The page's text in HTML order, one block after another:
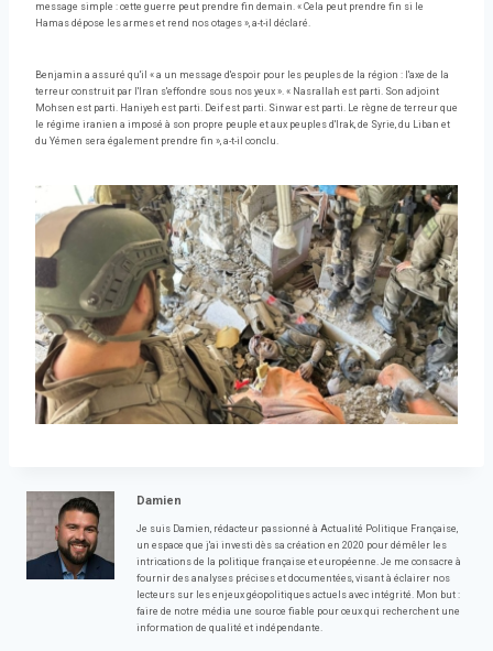
message simple : cette guerre peut prendre fin demain. « Cela peut prendre fin si le
Hamas dépose les armes et rend nos otages », a-t-il déclaré.
Benjamin a assuré qu'il « a un message d'espoir pour les peuples de la région : l'axe de la
terreur construit par l'Iran s'effondre sous nos yeux ». « Nasrallah est parti. Son adjoint
Mohsen est parti. Haniyeh est parti. Deif est parti. Sinwar est parti. Le règne de terreur que
le régime iranien a imposé à son propre peuple et aux peuples d'Irak, de Syrie, du Liban et
du Yémen sera également prendre fin », a-t-il conclu.
Damien
Je suis Damien, rédacteur passionné à Actualité Politique Française,
un espace que j'ai investi dès sa création en 2020 pour démêler les
intrications de la politique française et européenne. Je me consacre à
fournir des analyses précises et documentées, visant à éclairer nos
lecteurs sur les enjeux géopolitiques actuels avec intégrité. Mon but :
faire de notre média une source fiable pour ceux qui recherchent une
information de qualité et indépendante.